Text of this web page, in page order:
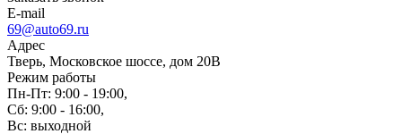
E-mail
69@auto69.ru
Адрес
Тверь, Московское шоссе, дом 20В
Режим работы
Пн-Пт: 9:00 - 19:00,
Сб: 9:00 - 16:00,
Вс: выходной